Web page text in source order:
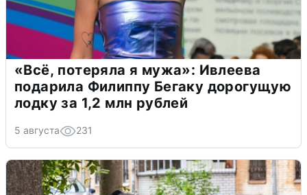
«Всё, потеряла я мужа»: Ивлеева
подарила Филиппу Бегаку дорогущую
лодку за 1,2 млн рублей
5 августа 231